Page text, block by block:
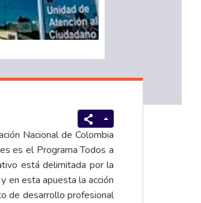
Nacional de Colombia
es el Programa Todos a
está delimitada por la
en esta apuesta la acción
de desarrollo profesional